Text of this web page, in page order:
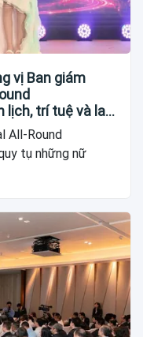
vị Ban giám
lịch, trí tuệ và lan
đại
All-Round
tụ những nữ